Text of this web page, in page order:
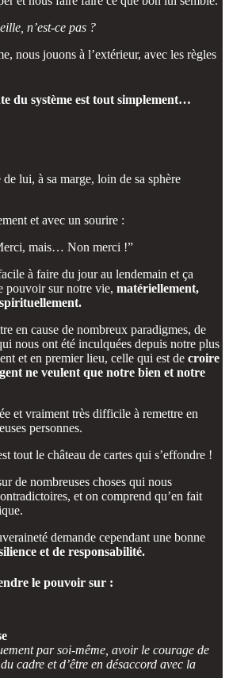
n’est-ce pas ?
nous jouons à l’extérieur, avec les règles
du système est tout simplement…
lui, à sa marge, loin de sa sphère
et avec un sourire :
mais… Non merci !”
à faire du jour au lendemain et ça
pouvoir sur notre vie, matériellement,
en cause de nombreux paradigmes, de
nous ont été inculquées depuis notre plus
et en premier lieu, celle qui est de croire
ne veulent que notre bien et notre
et vraiment très difficile à remettre en
personnes.
tout le château de cartes qui s’effondre !
de nombreuses choses qui nous
et on comprend qu’en fait
demande cependant une bonne
et de responsabilité.
le pouvoir sur :
par soi-même, avoir le courage de
cadre et d’être en désaccord avec la